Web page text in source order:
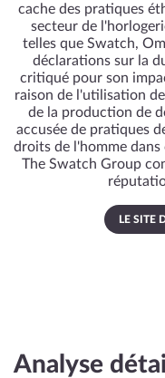
cache des pratiques
secteur de
telles que Swatch,
déclarations sur la
critiqué pour son
raison de l'utilisation
de la production de
accusée de pratiques
droits de l'homme dans
The Swatch Group
LE SITE
Analyse